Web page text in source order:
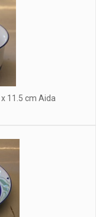
11.5 cm Aida